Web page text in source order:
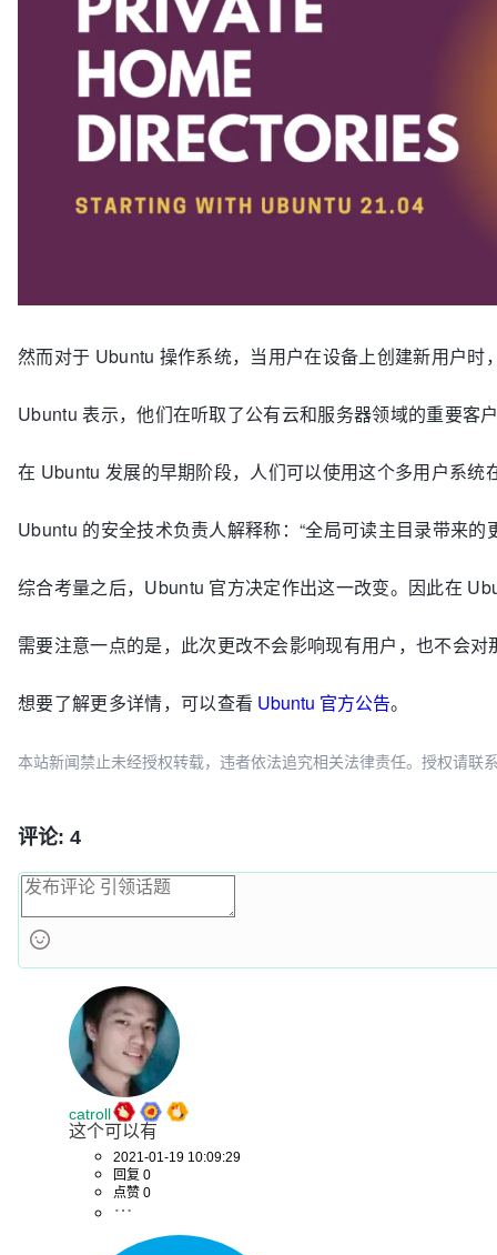
然而对于 Ubuntu 操作系统，当用户在设备上创建新用户
Ubuntu 表示，他们在听取了公有云和服务器领域的重要客
在 Ubuntu 发展的早期阶段，人们可以使用这个多用户系
Ubuntu 的安全技术负责人解释称：“全局可读主目录带来
综合考量之后，Ubuntu 官方决定作出这一改变。因此在
需要注意一点的是，此次更改不会影响现有用户，也不会
想要了解更多详情，可以查看 Ubuntu 官方公告。
本站新闻禁止未经授权转载，违者依法追究相关法律责任。授权请联
评论: 4
catroll
这个可以有
2021-01-19 10:09:29
回复 0
点赞 0